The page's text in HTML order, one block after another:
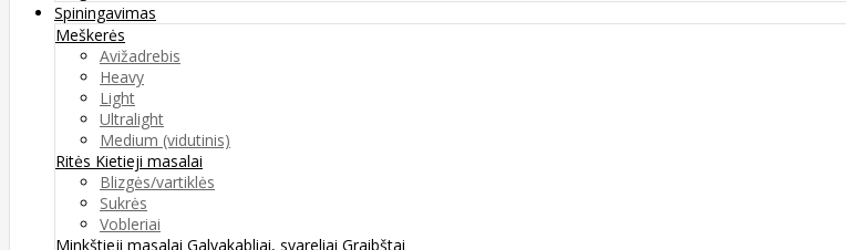
Spiningavimas
Meškerės
Avižadrebis
Heavy
Light
Ultralight
Medium (vidutinis)
Ritės Kietieji masalai
Blizgės/vartiklės
Sukrės
Vobleriai
Minkštieji masalai Galvakabliai, svareliai Graibštai